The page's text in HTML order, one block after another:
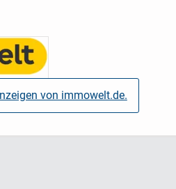
von immowelt.de.